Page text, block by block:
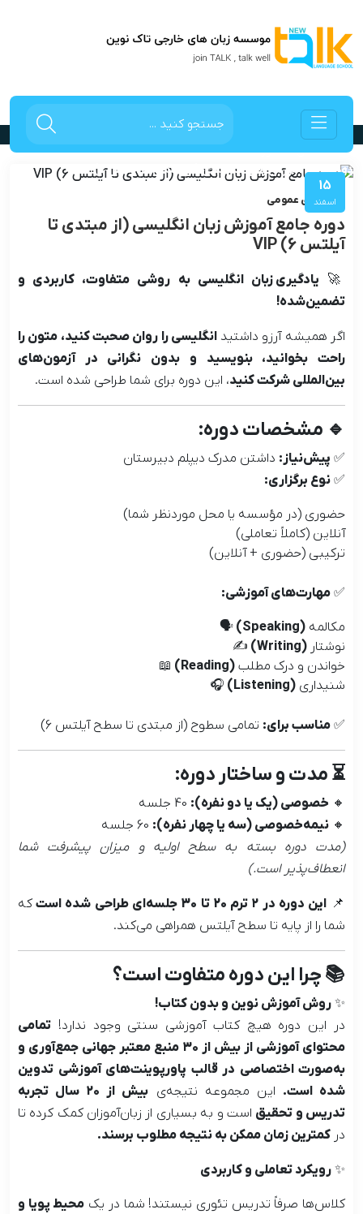
دوره جامع آموزش زبان انگلیسی (از مبتدی تا
آیلتس 6) VIP
صفحه اصلی
دوره ها
دوره جامع آموزش زبان انگلیسی (از مبتدی تا آیلتس 6) VIP
15
اسفند
دوره های عمومی
دوره جامع آموزش زبان انگلیسی (از مبتدی تا
آیلتس 6) VIP
🚀 یادگیری زبان انگلیسی به روشی متفاوت، کاربردی و
تضمین‌شده!
اگر همیشه آرزو داشتیدانگلیسی را روان صحبت کنید، متون را
راحت بخوانید، بنویسید و بدون نگرانی در آزمون‌های
بین‌المللی شرکت کنید، این دوره برای شما طراحی شده است.
🔹 مشخصات دوره:
✅ پیش‌نیاز: داشتن مدرک دیپلم دبیرستان
✅ نوع برگزاری:
حضوری (در مؤسسه یا محل موردنظر شما)
آنلاین (کاملاً تعاملی)
ترکیبی (حضوری + آنلاین)
✅ مهارت‌های آموزشی:
مکالمه (Speaking) 🗣️
نوشتار (Writing) ✍️
خواندن و درک مطلب (Reading) 📖
شنیداری (Listening) 🎧
✅ مناسب برای: تمامی سطوح (از مبتدی تا سطح آیلتس 6)
⏳ مدت و ساختار دوره:
🔸 خصوصی (یک یا دو نفره):
🔸 نیمه‌خصوصی (سه یا چهار نفره):
(مدت دوره بسته به سطح اولیه و میزان پیشرفت شما
انعطاف‌پذیر است.)
📌 این دوره در ۲ ترم 20 تا 30 جلسه‌ای طراحی شده است
که
شما را از پایه تا سطح آیلتس همراهی می‌کند.
📚 چرا این دوره متفاوت است؟
✨ روش آموزش نوین و بدون کتاب!
در این دوره هیچ کتاب آموزشی سنتی وجود ندارد! تمامی
محتوای آموزشی از بیش از ۳۰ منبع معتبر جهانی جمع‌آوری و
به‌صورت اختصاصی در قالب پاورپوینت‌های آموزشی تدوین
شده است. این مجموعه نتیجه‌ی
بیش از ۲۰ سال تجربه
تدریس و تحقیق است و به بسیاری از زبان‌آموزان کمک کرده تا
در کمترین زمان ممکن به نتیجه مطلوب برسند.
✨ رویکرد تعاملی و کاربردی
کلاس‌ها صرفاً تدریس تئوری نیستند! شما در یک محیط پویا و